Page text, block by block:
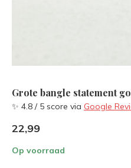
Grote bangle statement
✨ 4.8 / 5 score via Google
22,99
Op voorraad